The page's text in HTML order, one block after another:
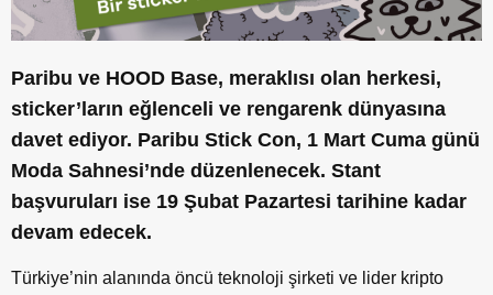
Paribu ve HOOD Base, meraklısı olan herkesi,
sticker’ların eğlenceli ve rengarenk dünyasına
davet ediyor. Paribu Stick Con, 1 Mart Cuma günü
Moda Sahnesi’nde düzenlenecek. Stant
başvuruları ise 19 Şubat Pazartesi tarihine kadar
devam edecek.
Türkiye’nin alanında öncü teknoloji şirketi ve lider kripto